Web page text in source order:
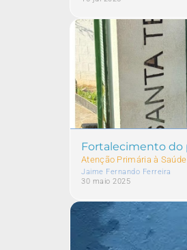
Fortalecimento do
Atenção Primária à Saúde
Jaime Fernando Ferreira
30 maio 2025